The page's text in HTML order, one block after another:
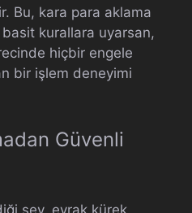
Bu, kara para aklama
kurallara uyarsan,
hiçbir engele
bir işlem deneyimi
Güvenli
şey, evrak kürek